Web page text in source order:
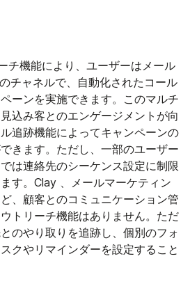
チ機能により、ユーザーはメール
チャネルで、自動化されたコール
ーンを実施できます。このマルチ
込み客とのエンゲージメントが向
追跡機能によってキャンペーンの
きます。ただし、一部のユーザー
は連絡先のシーケンス設定に制限
す。Clay 、メールマーケティン
、顧客とのコミュニケーション管
トリーチ機能はありません。ただ
のやり取りを追跡し、個別のフォ
クやリマインダーを設定すること